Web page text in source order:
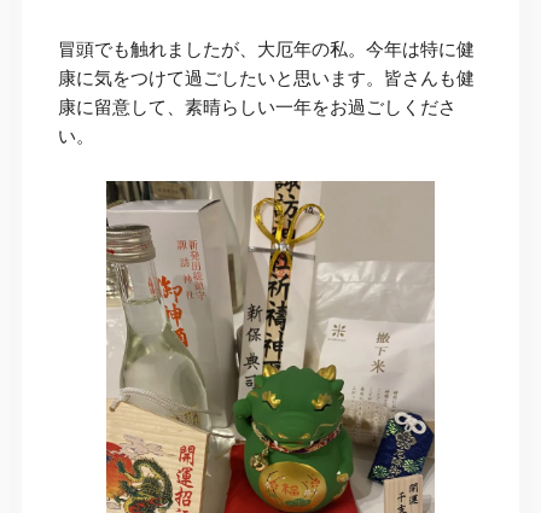
冒頭でも触れましたが、大厄年の私。今年は特に健
康に気をつけて過ごしたいと思います。皆さんも健
康に留意して、素晴らしい一年をお過ごしくださ
い。